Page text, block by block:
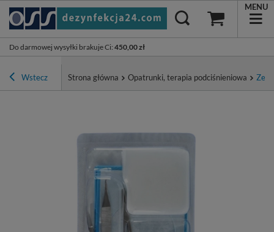
Do darmowej wysyłki brakuje Ci: 450,00 zł
MENU
Wstecz Strona główna Opatrunki, terapia podciśnieniowa